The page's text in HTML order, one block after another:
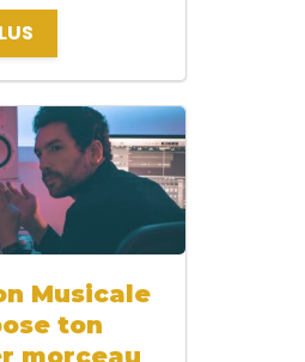
Musicale
ton
morceau